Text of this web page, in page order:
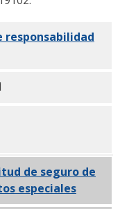
responsabilidad
de seguro de
especialesPDF